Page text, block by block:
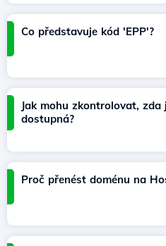
Co představuje kód 'EPP'?
Jak mohu zkontrolovat,
dostupná?
Proč přenést doménu na